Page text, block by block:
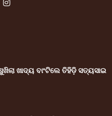
ଖାଦ୍ୟ ବାଂଟିଲେ ତିହିଡି଼ ସତ୍ୟସାଇ